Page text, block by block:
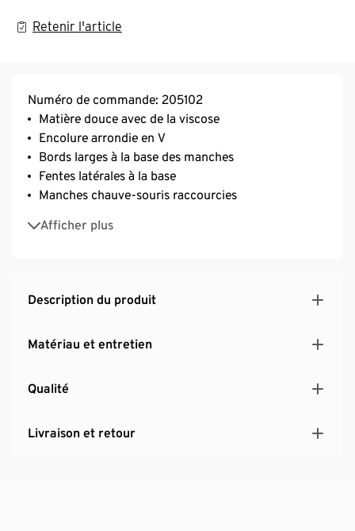
Retenir l'article
Numéro de commande: 205102
Matière douce avec de la viscose
Encolure arrondie en V
Bords larges à la base des manches
Fentes latérales à la base
Manches chauve-souris raccourcies
Afficher plus
Couture d’empiècement au dos
Ce haut contient des fibres issues de bois durable.
Description du produit
Matériau et entretien
Qualité
Livraison et retour